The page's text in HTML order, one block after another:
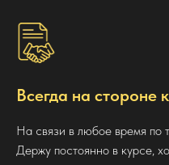
Всегда на стороне
На связи в любое время по
Держу постоянно в курсе,